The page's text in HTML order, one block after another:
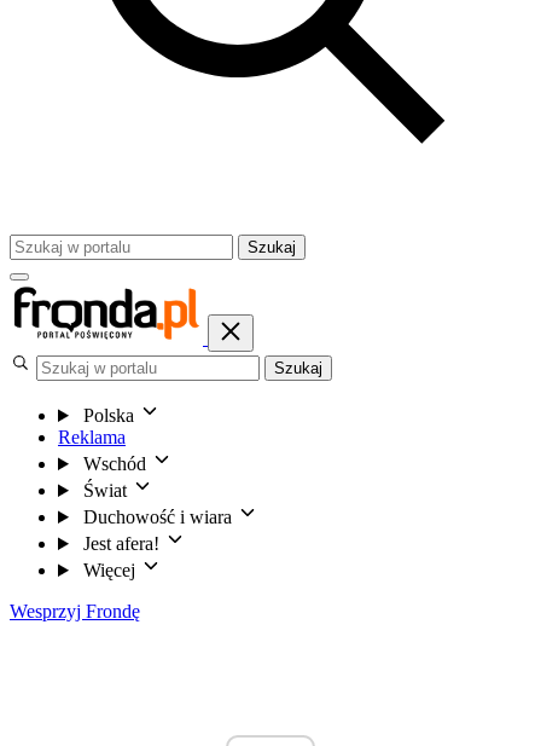
Szukaj
Szukaj
Polska
Reklama
Wschód
Świat
Duchowość i wiara
Jest afera!
Więcej
Wesprzyj Frondę